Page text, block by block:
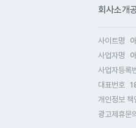
회사소개
사이트명
사업자명
사업자등록
대표번호
개인정보 책
광고제휴문의